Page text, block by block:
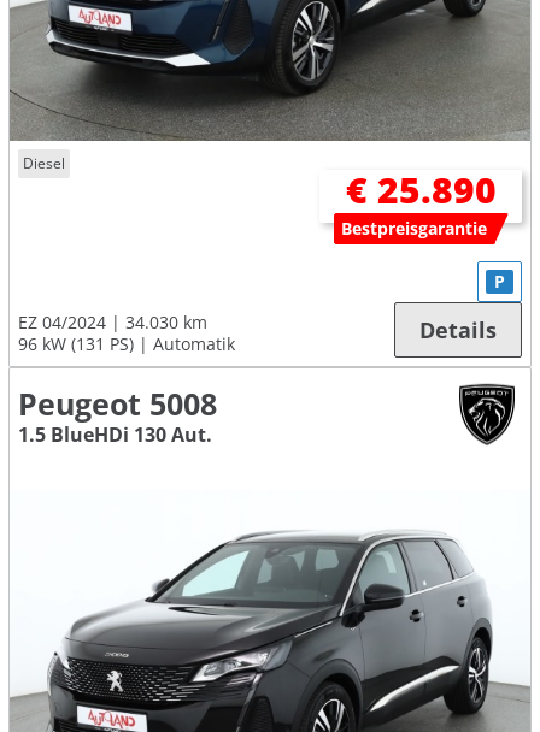
Diesel
€ 25.890
Bestpreisgarantie
EZ 04/2024
34.030 km
96 kW (131 PS)
Automatik
P
Details
Peugeot 5008
1.5 BlueHDi 130 Aut.